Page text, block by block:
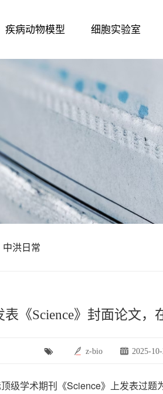
疾病动物模型 细胞实验室
中洪日常
《Science》封面论文
z-bio 2025-
学术期刊《Science》上发表过题